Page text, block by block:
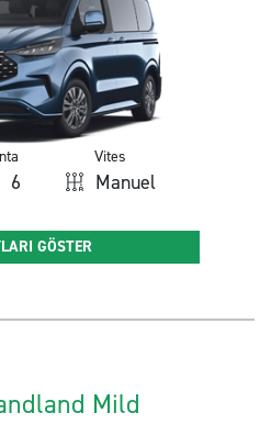
6
Vites
Manuel
GÖSTER
Mild